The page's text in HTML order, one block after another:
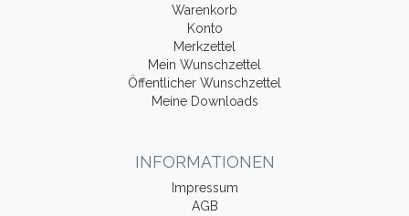
Warenkorb
Konto
Merkzettel
Mein Wunschzettel
Öffentlicher Wunschzettel
Meine Downloads
INFORMATIONEN
Impressum
AGB